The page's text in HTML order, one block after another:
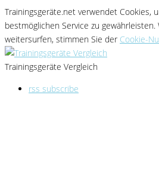
Trainingsgeräte.net verwendet Cookies,
bestmöglichen Service zu gewährleisten.
weitersurfen, stimmen Sie der Cookie-
Trainingsgeräte Vergleich
rss subscribe